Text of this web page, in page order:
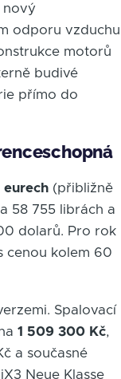
nový
odporu vzduchu
motorů
budivé
přímo do
(přibližně
58 755 librách a
dolarů. Pro rok
cenou kolem 60
Spalovací
1 509 300 Kč,
a současné
Neue Klasse